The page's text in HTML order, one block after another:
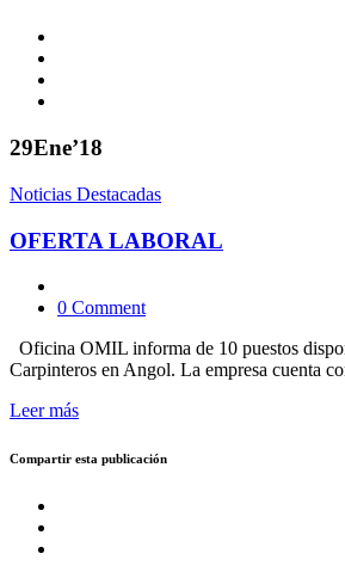
29Ene’18
Noticias Destacadas
OFERTA LABORAL
0 Comment
Oficina OMIL informa de 10 puestos
Carpinteros en Angol. La empresa cuenta
Leer más
Compartir esta publicación